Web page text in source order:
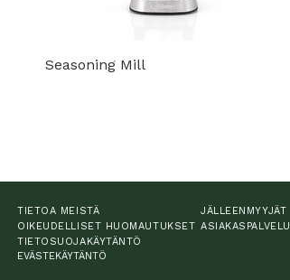
Seasoning Mill
TIETOA MEISTÄ
OIKEUDELLISET HUOMAUTUKSET
TIETOSUOJAKÄYTÄNTÖ
EVÄSTEKÄYTÄNTÖ
JÄLLEENMYYJÄT
ASIAKASPALVELU